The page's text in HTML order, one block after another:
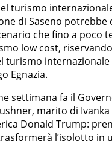
turismo
di Saseno potrebbe
che fino a poco
low cost,
turismo
Egnazia.
settimana fa il
marito di
Donald Trump:
l’isolotto in